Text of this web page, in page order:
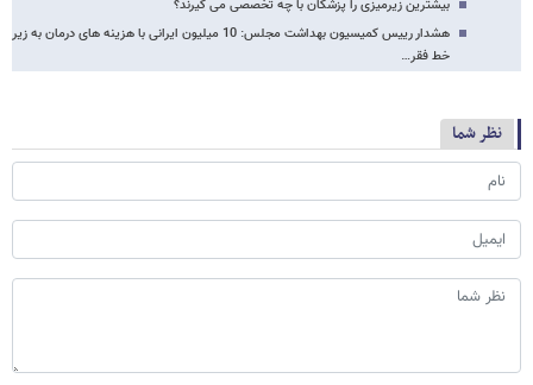
بیشترین زیر‌میزی را پزشکان با چه تخصصی می گیرند؟
هشدار رییس کمیسیون بهداشت مجلس: 10 میلیون ایرانی با هزینه های درمان به زیر
خط فقر…
نظر شما